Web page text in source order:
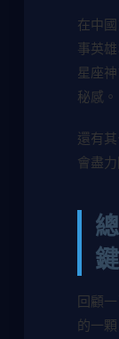
在中
事英
星座
秘感。
還有
會盡
回顧
的一